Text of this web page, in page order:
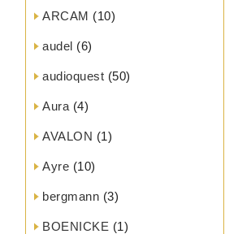
ARCAM (10)
audel (6)
audioquest (50)
Aura (4)
AVALON (1)
Ayre (10)
bergmann (3)
BOENICKE (1)